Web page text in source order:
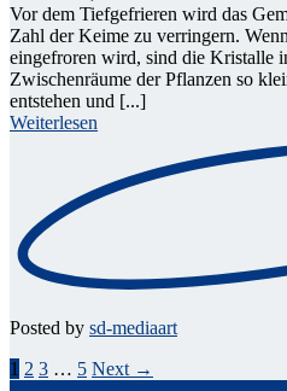
Vor dem Tiefgefrieren wird das
Zahl der Keime zu verringern.
eingefroren wird, sind die Kristalle
Zwischenräume der Pflanzen so
entstehen und [...]
Weiterlesen
Posted by sd-mediaart
Seitennummerierung
1 2 3 … 5 Next →